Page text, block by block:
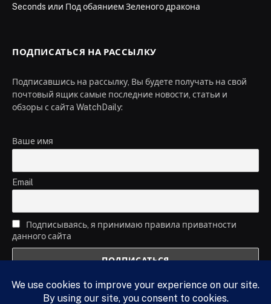
Seconds или Под обаянием Зеленого дракона
ПОДПИСАТЬСЯ НА РАССЫЛКУ
Подписавшись на рассылку, Вы будете получать на свой
почтовый ящик самые последние новости, статьи и
обзоры с сайта WatchDaily:
Ваше имя
Email
Подписываясь, я принимаю правила приватности
данного сайта